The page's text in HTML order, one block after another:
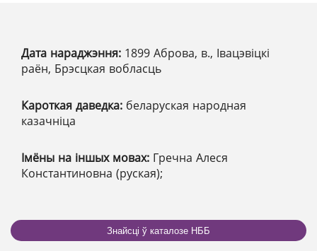
Дата нараджэння: 1899 Аброва, в., Івацэвіцкі
раён, Брэсцкая вобласць
Кароткая даведка: беларуская народная
казачніца
Імёны на іншых мовах: Гречна Алеся
Константиновна (руская);
Знайсці ў каталозе НББ